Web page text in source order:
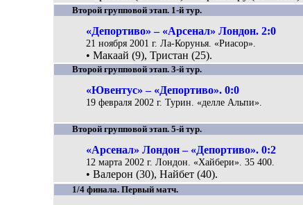
Второй групповой этап. 1-й тур.
«Депортиво» – «Арсенал» Лондон. 2:0
21 ноября 2001 г. Ла-Корунья. «Риасор».
• Макаай (9), Тристан (25).
Второй групповой этап. 3-й тур.
«Ювентус» – «Депортиво». 0:0
19 февраля 2002 г. Турин. «делле Альпи».
Второй групповой этап. 5-й тур.
«Арсенал» Лондон – «Депортиво». 0:2
12 марта 2002 г. Лондон. «Хайбери». 35 400.
• Валерон (30), Найбет (40).
1/4 финала. Первый матч.